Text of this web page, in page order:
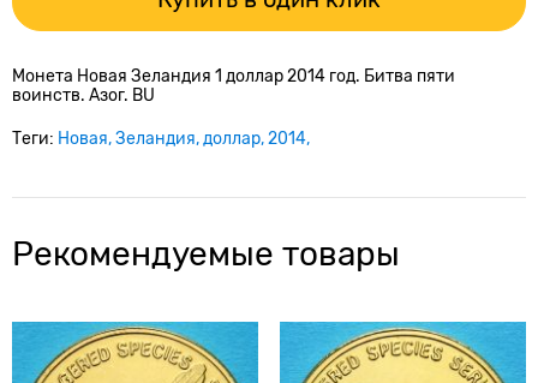
Монета Новая Зеландия 1 доллар 2014 год. Битва пяти
воинств. Азог. BU
Теги: Новая Зеландия доллар 2014
Рекомендуемые товары